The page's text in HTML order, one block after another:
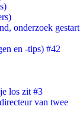
onderzoek gestart
en -tips) #42
los zit #3
van twee